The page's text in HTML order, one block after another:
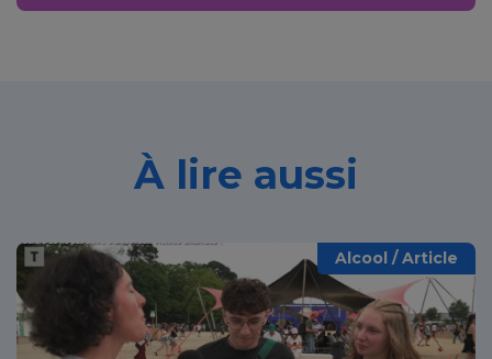
À lire aussi
Alcool / Article